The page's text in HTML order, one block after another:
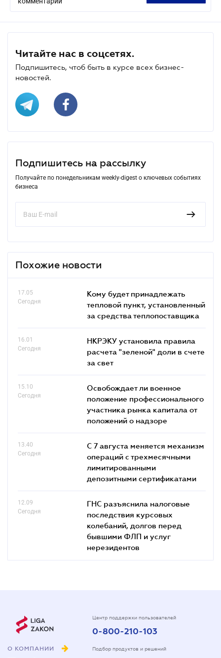
Читайте нас в соцсетях.
Подпишитесь, чтоб быть в курсе всех бизнес-
новостей.
Подпишитесь на рассылку
Получайте по понедельникам weekly-digest о ключевых событиях
бизнеса
Похожие новости
17.05
Сегодня
Кому будет принадлежать
тепловой пункт, установленный
за средства теплопоставщика
16.01
Сегодня
НКРЭКУ установила правила
расчета "зеленой" доли в счете
за свет
15.10
Сегодня
Освобождает ли военное
положение профессионального
участника рынка капитала от
положений о надзоре
13.40
Сегодня
С 7 августа меняется механизм
операций с трехмесячными
лимитированными
депозитными сертификатами
12.09
Сегодня
ГНС разъяснила налоговые
последствия курсовых
колебаний, долгов перед
бывшими ФЛП и услуг
нерезидентов
О КОМПАНИИ
Центр поддержки пользователей
0-800-210-103
Подбор продуктов и решений